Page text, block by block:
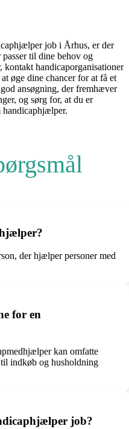
job i Århus, er der
til dine behov og
handicaporganisationer
øge dine chancer for at få et
ansøgning, der fremhæver
og sørg for, at du er
handicaphjælper.
der hjælper personer med
for en
kan omfatte
indkøb og husholdning
job?